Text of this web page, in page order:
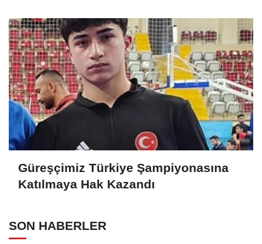
Güreşçimiz Türkiye Şampiyonasına
Katılmaya Hak Kazandı
SON HABERLER